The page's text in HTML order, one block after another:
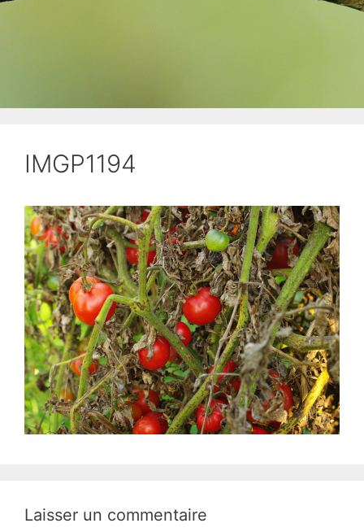
IMGP1194
Laisser un commentaire